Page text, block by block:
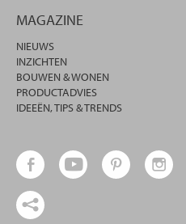
MAGAZINE
NIEUWS
INZICHTEN
BOUWEN & WONEN
PRODUCTADVIES
IDEEËN, TIPS & TRENDS